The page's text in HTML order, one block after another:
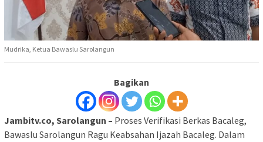
Mudrika, Ketua Bawaslu Sarolangun
Bagikan
Jambitv.co, Sarolangun – Proses Verifikasi Berkas Bacaleg,
Bawaslu Sarolangun Ragu Keabsahan Ijazah Bacaleg. Dalam